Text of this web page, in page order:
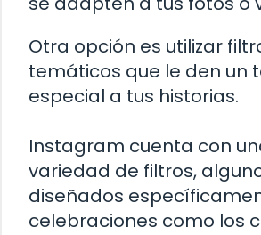
Otra opción es utilizar
temáticos que le den un
especial a tus historias.
Instagram cuenta con
variedad de filtros,
diseñados
celebraciones como los